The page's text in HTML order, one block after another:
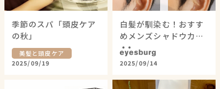
季節のスパ「頭皮ケア
の秋」
美髪と頭皮ケア
2025/09/19
白髪が馴染む！おすす
めメンズシャドウカラ
ー✨
eyesburg
2025/09/14